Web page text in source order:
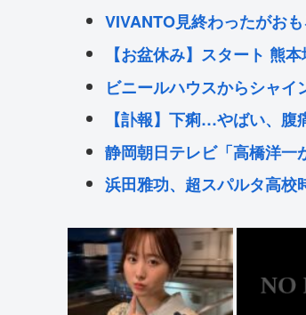
VIVANTO見終わったがお
【お盆休み】スタート 熊
ビニールハウスからシャ
【訃報】下痢…やばい、腹
静岡朝日テレビ「高橋洋一
浜田雅功、超スパルタ高校
Powered by livedoor 相互RSS